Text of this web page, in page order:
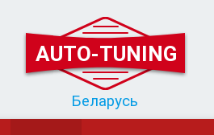
AUTO-TUNING
Беларусь